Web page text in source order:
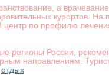
а
курортов.
центр по профилю
регионы России,
направлениям.
отдых